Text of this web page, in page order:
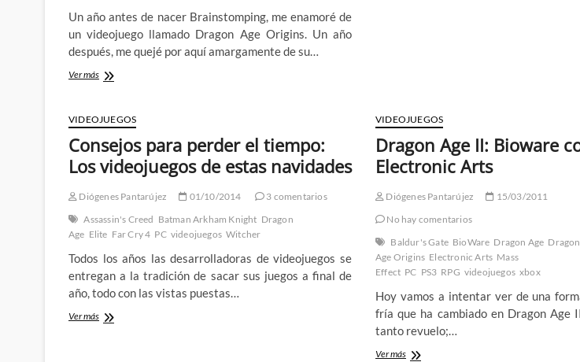
Un año antes de nacer Brainstomping, me enamoré de
un videojuego llamado Dragon Age Origins. Un año
después, me quejé por aquí amargamente de su…
Ver másHablar
ya
es
una
tradición:
Dragon
The
Veilguard
VIDEOJUEGOS
Consejos para perder el tiempo:
Los videojuegos de estas navidades
Diógenes Pantarújez 01/10/2014
3 comentarios
Assassin's Creed Batman Arkham Knight Dragon
Age Elite Far Cry 4 PC videojuegos Witcher
Todos los años las desarrolladoras de videojuegos se
entregan a la tradición de sacar sus juegos a final de
año, todo con las vistas puestas…
Ver másConsejos
VIDEOJUEGOS
Dragon Age II: Bioware
Electronic Arts
Diógenes Pantarújez
15/03/2011
No hay comentarios
Baldur's Gate BioWare Dragon Age
Age Origins Electronic Arts Mass
Effect PC PS3 RPG videojuegos xbox
Hoy vamos a intentar ver de una
fría que ha cambiado en Dragon Age
tanto revuelo;…
Ver másDragon